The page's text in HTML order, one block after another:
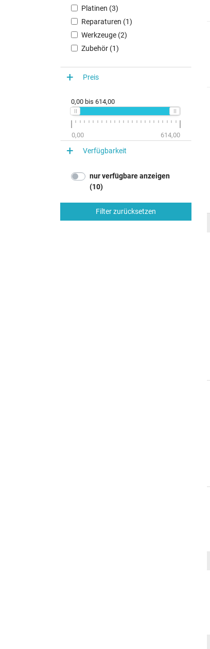
Platinen (3)
Reparaturen (1)
Werkzeuge (2)
Zubehör (1)
Preis
0,00 bis 614,00
0,00 614,00
Verfügbarkeit
nur verfügbare anzeigen
(10)
Filter zurücksetzen